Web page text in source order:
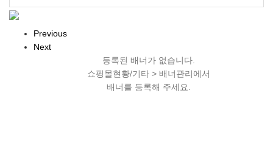
등록된 배너가 없습니다.
쇼핑몰현황/기타 > 배너관리에서
배너를 등록해 주세요.
Previous
Next